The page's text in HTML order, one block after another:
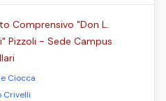
Comprensivo "Don L.
Pizzoli - Sede Campus
Ciocca
Crivelli